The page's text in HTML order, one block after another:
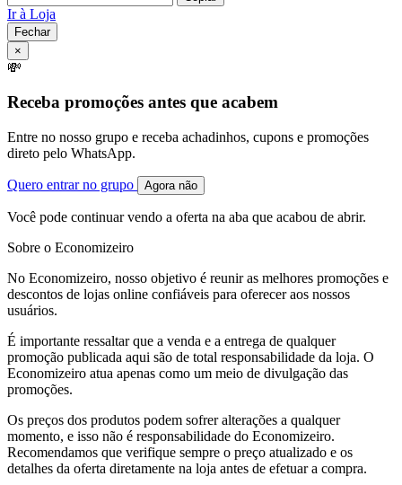
Ir à Loja
Fechar
×
💸
Receba promoções antes que acabem
Entre no nosso grupo e receba achadinhos, cupons e promoções
direto pelo WhatsApp.
Quero entrar no grupo Agora não
Você pode continuar vendo a oferta na aba que acabou de abrir.
Sobre o Economizeiro
No Economizeiro, nosso objetivo é reunir as melhores promoções e
descontos de lojas online confiáveis para oferecer aos nossos
usuários.
É importante ressaltar que a venda e a entrega de qualquer
promoção publicada aqui são de total responsabilidade da loja. O
Economizeiro atua apenas como um meio de divulgação das
promoções.
Os preços dos produtos podem sofrer alterações a qualquer
momento, e isso não é responsabilidade do Economizeiro.
Recomendamos que verifique sempre o preço atualizado e os
detalhes da oferta diretamente na loja antes de efetuar a compra.